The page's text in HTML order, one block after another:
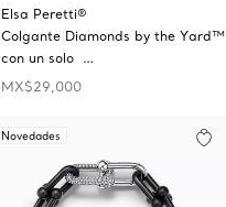
Elsa Peretti®
Colgante Diamonds by the Yard™
con un solo …
MX$29,000
Novedades